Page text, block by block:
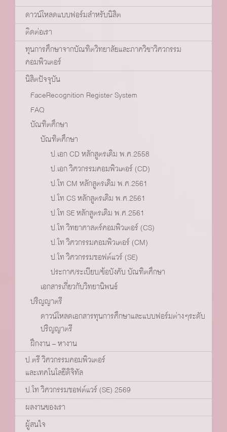
ดาวน์โหลดแบบฟอร์มสำหรับนิสิต
ติดต่อเรา
ทุนการศึกษาจากบัณฑิตวิทยาลัยและภาควิชาวิศวกรรม
คอมพิวเตอร์
นิสิตปัจจุบัน
FaceRecognition Register System
FAQ
บัณฑิตศึกษา
บัณฑิตศึกษา
ป.เอก CD หลักสูตรเดิม พ.ศ.2558
ป.เอก วิศวกรรมคอมพิวเตอร์ (CD)
ป.โท CM หลักสูตรเดิม พ.ศ.2561
ป.โท CS หลักสูตรเดิม พ.ศ.2561
ป.โท SE หลักสูตรเดิม พ.ศ.2561
ป.โท วิทยาศาสตร์คอมพิวเตอร์ (CS)
ป.โท วิศวกรรมคอมพิวเตอร์ (CM)
ป.โท วิศวกรรมซอฟต์แวร์ (SE)
ประกาศ/ระเบียบ/ข้อบังคับ บัณฑิตศึกษา
เอกสารเกี่ยวกับวิทยานิพนธ์
ปริญญาตรี
ดาวน์โหลดเอกสารทุนการศึกษาและแบบฟอร์มต่างๆระดับ
ปริญญาตรี
ฝึกงาน – หางาน
ป.ตรี วิศวกรรมคอมพิวเตอร์
และเทคโนโลยีดิจิทัล
ป.โท วิศวกรรมซอฟต์แวร์ (SE) 2569
ผลงานของเรา
ผู้สนใจ